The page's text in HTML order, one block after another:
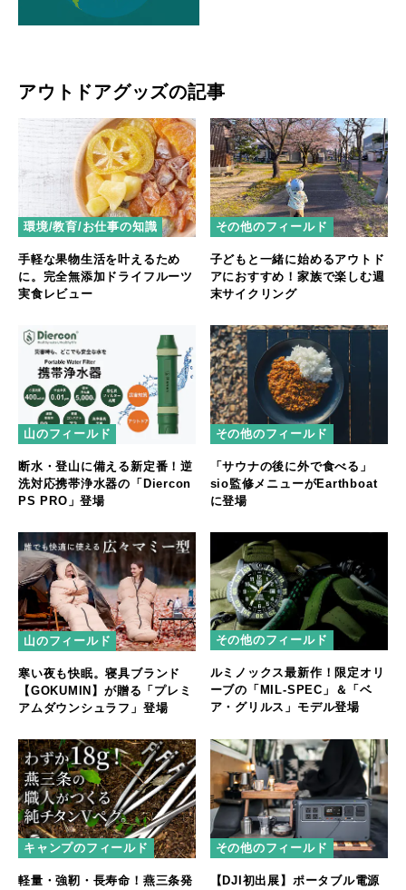
アウトドアグッズの記事
環境/教育/お仕事の知識
手軽な果物生活を叶えるため
に。完全無添加ドライフルーツ
実食レビュー
その他のフィールド
子どもと一緒に始めるアウトド
アにおすすめ！家族で楽しむ週
末サイクリング
山のフィールド
断水・登山に備える新定番！逆
洗対応携帯浄水器の「Diercon
PS PRO」登場
その他のフィールド
「サウナの後に外で食べる」
sio監修メニューがEarthboat
に登場
山のフィールド
寒い夜も快眠。寝具ブランド
【GOKUMIN】が贈る「プレミ
アムダウンシュラフ」登場
その他のフィールド
ルミノックス最新作！限定オリ
ーブの「MIL-SPEC」＆「ベ
ア・グリルス」モデル登場
キャンプのフィールド
軽量・強靭・長寿命！燕三条発
その他のフィールド
【DJI初出展】ポータブル電源